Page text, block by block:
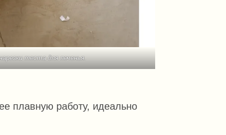
теста для печенья.
плавную работу, идеально